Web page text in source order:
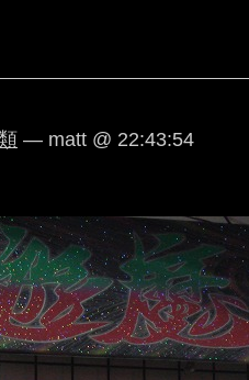
— matt @ 22:43:54